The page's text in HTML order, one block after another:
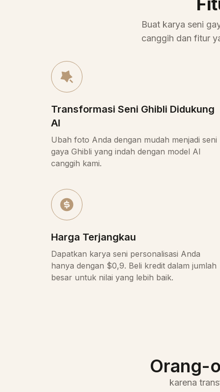
Buat karya seni
canggih dan fitur
Transformasi Seni Ghibli Didukung
AI
Ubah foto Anda dengan mudah menjadi seni
gaya Ghibli yang indah dengan model AI
canggih kami.
Harga Terjangkau
Dapatkan karya seni personalisasi Anda
hanya dengan $0,9. Beli kredit dalam jumlah
besar untuk nilai yang lebih baik.
Orang-
karena